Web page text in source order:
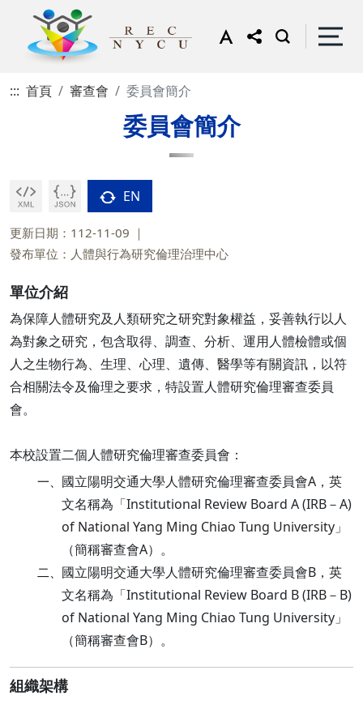
::: 首頁 審查會 委員會簡介
委員會簡介
EN
更新日期：112-11-09
發布單位：人體與行為研究倫理治理中心
單位介紹
為保障人體研究及人類研究之研究對象權益，妥善執行以人
為對象之研究，包含取得、調查、分析、運用人體檢體或個
人之生物行為、生理、心理、遺傳、醫學等有關資訊，以符
合相關法令及倫理之要求，特設置人體研究倫理審查委員
會。
本校設置二個人體研究倫理審查委員會：
一、 國立陽明交通大學人體研究倫理審查委員會A，英
文名稱為「Institutional Review Board A (IRB－A)
of National Yang Ming Chiao Tung University」
（簡稱審查會A）。
二、 國立陽明交通大學人體研究倫理審查委員會B，英
文名稱為「Institutional Review Board B (IRB－B)
of National Yang Ming Chiao Tung University」
（簡稱審查會B）。
組織架構